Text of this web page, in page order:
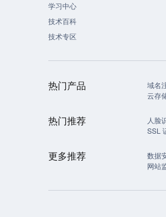
学习中心
技术百科
技术专区
热门产品 域名
云存
热门推荐 人脸
SSL
更多推荐 数据
网站